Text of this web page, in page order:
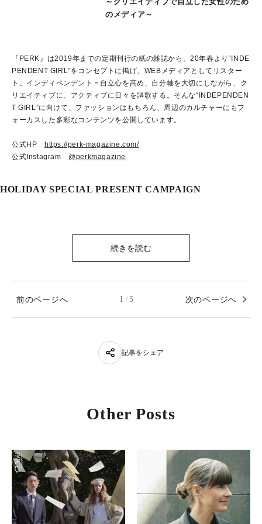
のメディア～
『PERK』は2019年までの定期刊行の紙の雑誌から、20年春より“INDE
PENDENT GIRL”をコンセプトに掲げ、WEBメディアとしてリスター
ト。インディペンデント＝自立心を高め、自分軸を大切にしながら、ク
リエイティブに、アクティブに日々を謳歌する。そんな“INDEPENDEN
T GIRL”に向けて、ファッションはもちろん、周辺のカルチャーにもフ
ォーカスした多彩なコンテンツを公開しています。
公式HP
https://perk-magazine.com/
公式Instagram @perkmagazine
HOLIDAY SPECIAL PRESENT CAMPAIGN
続きを読む
前のページへ 1 / 5 次のページへ
記事をシェア
Other Posts